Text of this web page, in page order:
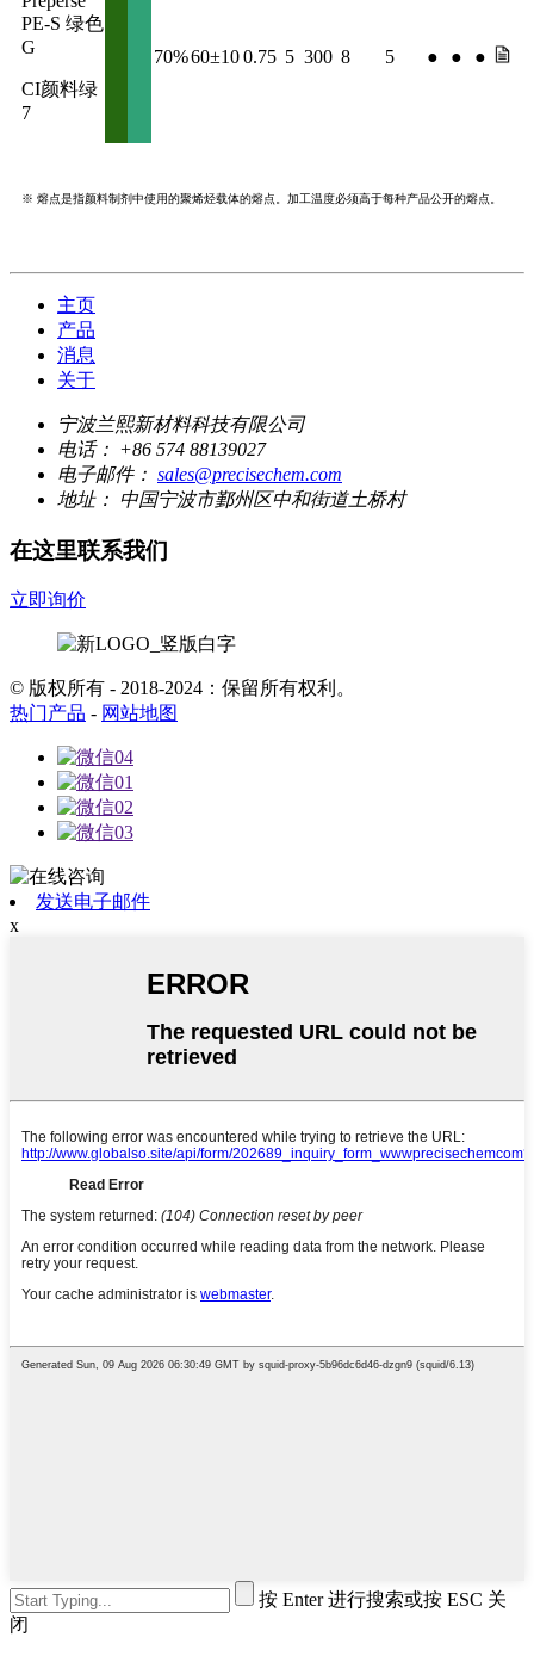
PE-S 绿色
G
CI颜料绿
7
70%60±100.75 5 300 8 5 ● ● ●
※ 熔点是指颜料制剂中使用的聚烯烃载体的熔点。加工温度必须高于每种产品公开的熔点。
主页
产品
消息
关于
宁波兰熙新材料科技有限公司
电话： +86 574 88139027
电子邮件： sales@precisechem.com
地址： 中国宁波市鄞州区中和街道土桥村
在这里联系我们
立即询价
© 版权所有 - 2018-2024：保留所有权利。
热门产品 - 网站地图
发送电子邮件
x
按 Enter 进行搜索或按 ESC 关
闭